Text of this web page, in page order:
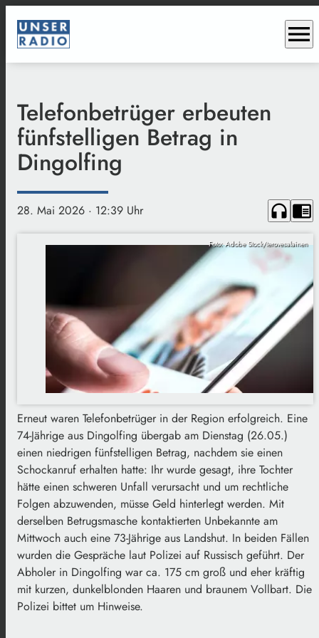
menu
Telefonbetrüger erbeuten
fünfstelligen Betrag in
Dingolfing
28. Mai 2026 · 12:39 Uhr headphones chrome_reader_mode
Foto: Adobe Stock/terovesalainen
Erneut waren Telefonbetrüger in der Region erfolgreich. Eine
74-Jährige aus Dingolfing übergab am Dienstag (26.05.)
einen niedrigen fünfstelligen Betrag, nachdem sie einen
Schockanruf erhalten hatte: Ihr wurde gesagt, ihre Tochter
hätte einen schweren Unfall verursacht und um rechtliche
Folgen abzuwenden, müsse Geld hinterlegt werden. Mit
derselben Betrugsmasche kontaktierten Unbekannte am
Mittwoch auch eine 73-Jährige aus Landshut. In beiden Fällen
wurden die Gespräche laut Polizei auf Russisch geführt. Der
Abholer in Dingolfing war ca. 175 cm groß und eher kräftig
mit kurzen, dunkelblonden Haaren und braunem Vollbart. Die
Polizei bittet um Hinweise.